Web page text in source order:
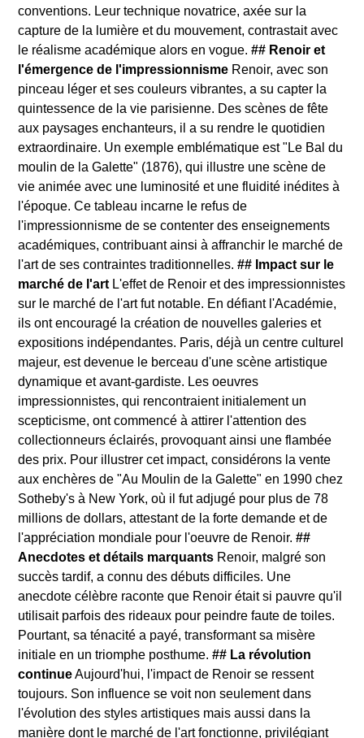
conventions. Leur technique novatrice, axée sur la
capture de la lumière et du mouvement, contrastait avec
le réalisme académique alors en vogue.## Renoir et
l'émergence de l'impressionnisme Renoir, avec son
pinceau léger et ses couleurs vibrantes, a su capter la
quintessence de la vie parisienne. Des scènes de fête
aux paysages enchanteurs, il a su rendre le quotidien
extraordinaire. Un exemple emblématique est "Le Bal du
moulin de la Galette" (1876), qui illustre une scène de
vie animée avec une luminosité et une fluidité inédites à
l'époque. Ce tableau incarne le refus de
l'impressionnisme de se contenter des enseignements
académiques, contribuant ainsi à affranchir le marché de
l'art de ses contraintes traditionnelles.## Impact sur le
marché de l'art L'effet de Renoir et des impressionnistes
sur le marché de l'art fut notable. En défiant l'Académie,
ils ont encouragé la création de nouvelles galeries et
expositions indépendantes. Paris, déjà un centre culturel
majeur, est devenue le berceau d'une scène artistique
dynamique et avant-gardiste. Les oeuvres
impressionnistes, qui rencontraient initialement un
scepticisme, ont commencé à attirer l'attention des
collectionneurs éclairés, provoquant ainsi une flambée
des prix. Pour illustrer cet impact, considérons la vente
aux enchères de "Au Moulin de la Galette" en 1990 chez
Sotheby's à New York, où il fut adjugé pour plus de 78
millions de dollars, attestant de la forte demande et de
l'appréciation mondiale pour l'oeuvre de Renoir.##
Anecdotes et détails marquants Renoir, malgré son
succès tardif, a connu des débuts difficiles. Une
anecdote célèbre raconte que Renoir était si pauvre qu'il
utilisait parfois des rideaux pour peindre faute de toiles.
Pourtant, sa ténacité a payé, transformant sa misère
initiale en un triomphe posthume.## La révolution
continueAujourd'hui, l'impact de Renoir se ressent
toujours. Son influence se voit non seulement dans
l'évolution des styles artistiques mais aussi dans la
manière dont le marché de l'art fonctionne, privilégiant